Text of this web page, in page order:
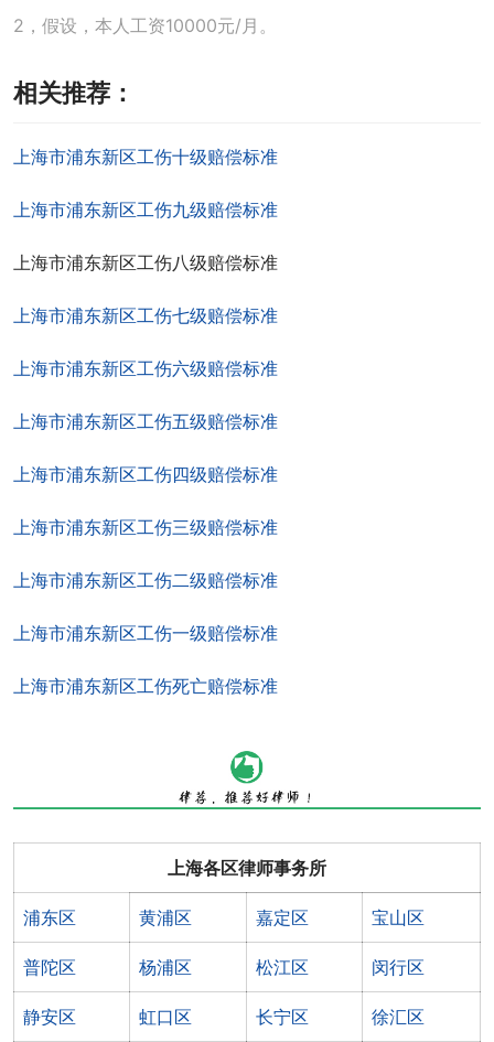
2，假设，本人工资10000元/月。
相关推荐：
上海市浦东新区工伤十级赔偿标准
上海市浦东新区工伤九级赔偿标准
上海市浦东新区工伤八级赔偿标准
上海市浦东新区工伤七级赔偿标准
上海市浦东新区工伤六级赔偿标准
上海市浦东新区工伤五级赔偿标准
上海市浦东新区工伤四级赔偿标准
上海市浦东新区工伤三级赔偿标准
上海市浦东新区工伤二级赔偿标准
上海市浦东新区工伤一级赔偿标准
上海市浦东新区工伤死亡赔偿标准
上海各区律师事务所
浦东区 黄浦区 嘉定区 宝山区
普陀区 杨浦区 松江区 闵行区
静安区 虹口区 长宁区 徐汇区